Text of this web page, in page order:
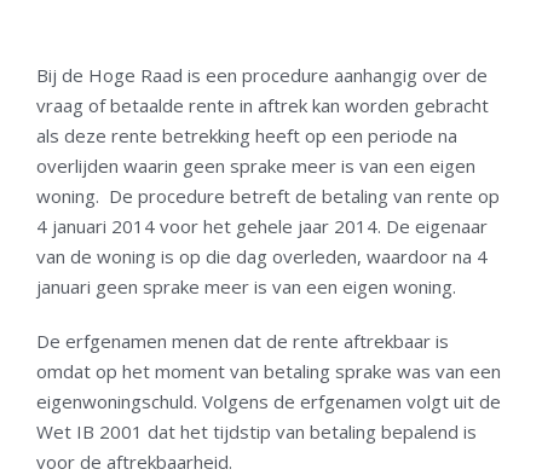
Bij de Hoge Raad is een procedure aanhangig over de
vraag of betaalde rente in aftrek kan worden gebracht
als deze rente betrekking heeft op een periode na
overlijden waarin geen sprake meer is van een eigen
woning. De procedure betreft de betaling van rente op
4 januari 2014 voor het gehele jaar 2014. De eigenaar
van de woning is op die dag overleden, waardoor na 4
januari geen sprake meer is van een eigen woning.
De erfgenamen menen dat de rente aftrekbaar is
omdat op het moment van betaling sprake was van een
eigenwoningschuld. Volgens de erfgenamen volgt uit de
Wet IB 2001 dat het tijdstip van betaling bepalend is
voor de aftrekbaarheid.